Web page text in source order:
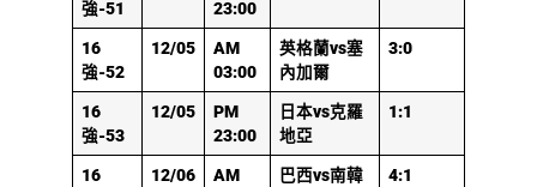
強-51
23:00
16
強-52
12/05
AM
03:00
英格蘭vs塞
內加爾
3:0
16
強-53
12/05
PM
23:00
日本vs克羅
地亞
1:1
16
12/06
AM
巴西vs南韓 4:1